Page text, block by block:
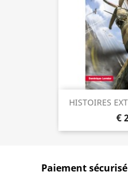
HISTOIRES
€
Paiement sécurisé